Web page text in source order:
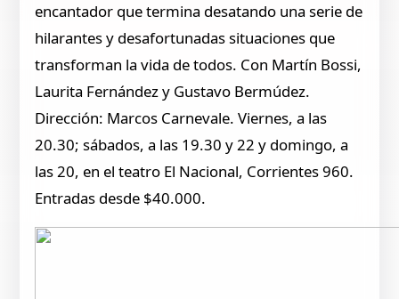
encantador que termina desatando una serie de
hilarantes y desafortunadas situaciones que
transforman la vida de todos. Con Martín Bossi,
Laurita Fernández y Gustavo Bermúdez.
Dirección: Marcos Carnevale. Viernes, a las
20.30; sábados, a las 19.30 y 22 y domingo, a
las 20, en el teatro El Nacional, Corrientes 960.
Entradas desde $40.000.